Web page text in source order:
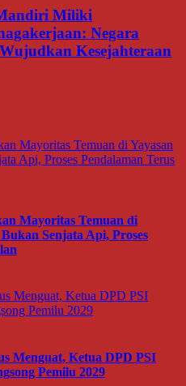
Miliki
Negara
Kesejahteraan
Mayoritas Temuan di
Senjata Api, Proses
Menguat, Ketua DPD PSI
Pemilu 2029